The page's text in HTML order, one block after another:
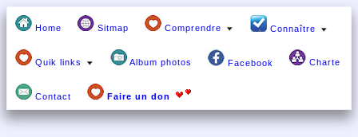
Home Sitmap Comprendre Connaître
Quik links Album photos Facebook Charte
Contact Faire un don